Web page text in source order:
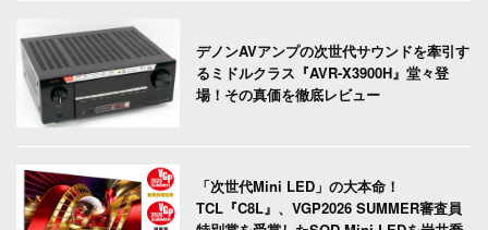
デノンAVアンプの次世代サウンドを牽引す
るミドルクラス『AVR-X3900H』堂々登
場！その真価を徹底レビュー
「次世代Mini LED」の大本命！
TCL『C8L』、VGP2026 SUMMER審査員